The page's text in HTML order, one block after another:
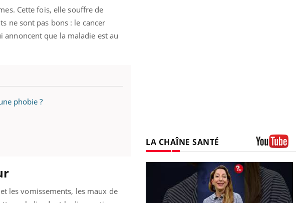
Cette fois, elle souffre de
ne sont pas bons : le cancer
annoncent que la maladie est au
phobie ?
les vomissements, les maux de
LA CHAÎNE SANTÉ